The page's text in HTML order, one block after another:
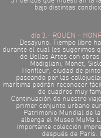
bajo distintas
día 3.- ROUEN –
Desayuno. Tiempo libre
durante el cual les sugerimos
de Bellas Artes con
Modigliani, Monet,
Honfleur, ciudad de
paseando por las
marítima podrán reconocer
de cuadros muy
Continuación de nuestro
primer conjunto urbano
Patrimonio Mundial de
alberga el Museo MuMa
importante colección
después de Paris.